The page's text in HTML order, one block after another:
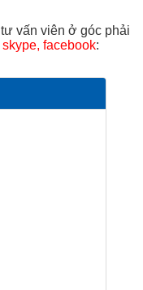
vấn viên ở góc phải
facebook: